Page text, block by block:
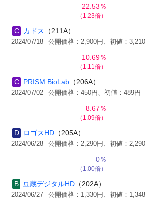
22.53％
（1.23倍）
カドス （211A）
2024/07/18 公開価格：2,900円、初値：
10.69％
（1.11倍）
PRISM BioLab （206A）
2024/07/02 公開価格：450円、初値：489円
8.67％
（1.09倍）
ロゴスHD （205A）
2024/06/28 公開価格：2,290円、初値：
0％
（1.00倍）
豆蔵デジタルHD （202A）
2024/06/27 公開価格：1,330円、初値：